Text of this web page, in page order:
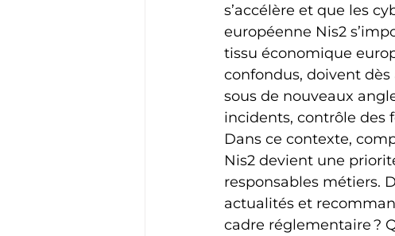
s’accélère et que les
européenne Nis2
tissu économique
confondus, doivent
sous de nouveaux
incidents, contrôle des
Dans ce contexte,
Nis2 devient une
responsables métiers.
actualités et
cadre réglementaire ?